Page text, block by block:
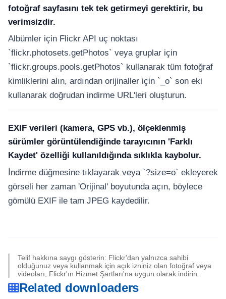
fotoğraf sayfasını tek tek getirmeyi gerektirir, bu
verimsizdir.
Albümler için Flickr API uç noktası
`flickr.photosets.getPhotos` veya gruplar için
`flickr.groups.pools.getPhotos` kullanarak tüm fotoğraf
kimliklerini alın, ardından orijinaller için `_o` son eki
kullanarak doğrudan indirme URL'leri oluşturun.
EXIF verileri (kamera, GPS vb.), ölçeklenmiş
sürümler görüntülendiğinde tarayıcının 'Farklı
Kaydet' özelliği kullanıldığında sıklıkla kaybolur.
İndirme düğmesine tıklayarak veya `?size=o` ekleyerek
görseli her zaman 'Orijinal' boyutunda açın, böylece
gömülü EXIF ile tam JPEG kaydedilir.
Telif hakkına saygı gösterin: Flickr'dan yalnızca sahibi
olduğunuz veya kullanmak için açık izniniz olan fotoğraf veya
videoları, Flickr'ın Hizmet Şartları'na uygun olarak indirin.
Related downloaders